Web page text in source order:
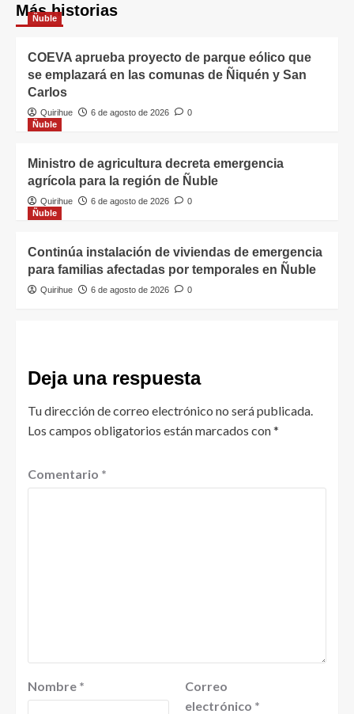
Más historias
Ñuble
COEVA aprueba proyecto de parque eólico que
se emplazará en las comunas de Ñiquén y San
Carlos
Quirihue 6 de agosto de 2026
0
Ñuble
Ministro de agricultura decreta emergencia
agrícola para la región de Ñuble
Quirihue 6 de agosto de 2026
0
Ñuble
Continúa instalación de viviendas de emergencia
para familias afectadas por temporales en Ñuble
Quirihue 6 de agosto de 2026 0
Deja una respuesta
Tu dirección de correo electrónico no será publicada.
Los campos obligatorios están marcados con*
Comentario *
Nombre *
Correo
electrónico *